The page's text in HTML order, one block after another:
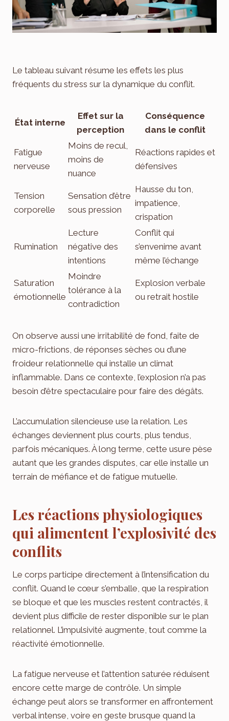
Le tableau suivant résume les effets les plus
fréquents du stress sur la dynamique du conflit.
État interne
Effet sur la
perception
Conséquence
dans le conflit
Fatigue
nerveuse
Moins de recul,
moins de
nuance
Réactions rapides et
défensives
Tension
corporelle
Sensation d’être
sous pression
Hausse du ton,
impatience,
crispation
Rumination
Lecture
négative des
intentions
Conflit qui
s’envenime avant
même l’échange
Saturation
émotionnelle
Moindre
tolérance à la
contradiction
Explosion verbale
ou retrait hostile
On observe aussi une irritabilité de fond, faite de
micro-frictions, de réponses sèches ou d’une
froideur relationnelle qui installe un climat
inflammable. Dans ce contexte, l’explosion n’a pas
besoin d’être spectaculaire pour faire des dégâts.
L’accumulation silencieuse use la relation. Les
échanges deviennent plus courts, plus tendus,
parfois mécaniques. À long terme, cette usure pèse
autant que les grandes disputes, car elle installe un
terrain de méfiance et de fatigue mutuelle.
Les réactions physiologiques
qui alimentent l’explosivité des
conflits
Le corps participe directement à l’intensification du
conflit. Quand le cœur s’emballe, que la respiration
se bloque et que les muscles restent contractés, il
devient plus difficile de rester disponible sur le plan
relationnel. L’impulsivité augmente, tout comme la
réactivité émotionnelle.
La fatigue nerveuse et l’attention saturée réduisent
encore cette marge de contrôle. Un simple
échange peut alors se transformer en affrontement
verbal intense, voire en geste brusque quand la